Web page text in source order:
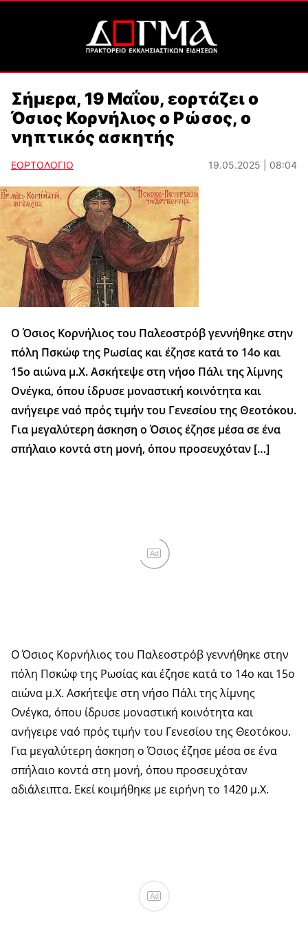
Σήμερα, 19 Μαΐου, εορτάζει ο
Όσιος Κορνήλιος ο Ρώσος, ο
νηπτικός ασκητής
ΕΟΡΤΟΛΟΓΙΟ 19.05.2025 | 08:04
Ο Όσιος Κορνήλιος του Παλεοστρόβ γεννήθηκε στην
πόλη Πσκώφ της Ρωσίας και έζησε κατά το 14ο και
15ο αιώνα μ.Χ. Ασκήτεψε στη νήσο Πάλι της λίμνης
Ονέγκα, όπου ίδρυσε μοναστική κοινότητα και
ανήγειρε ναό πρός τιμήν του Γενεσίου της Θεοτόκου.
Για μεγαλύτερη άσκηση ο Όσιος έζησε μέσα σε ένα
σπήλαιο κοντά στη μονή, όπου προσευχόταν […]
Ad
Ο Όσιος Κορνήλιος του Παλεοστρόβ γεννήθηκε στην
πόλη Πσκώφ της Ρωσίας και έζησε κατά το 14ο και 15ο
αιώνα μ.Χ. Ασκήτεψε στη νήσο Πάλι της λίμνης
Ονέγκα, όπου ίδρυσε μοναστική κοινότητα και
ανήγειρε ναό πρός τιμήν του Γενεσίου της Θεοτόκου.
Για μεγαλύτερη άσκηση ο Όσιος έζησε μέσα σε ένα
σπήλαιο κοντά στη μονή, όπου προσευχόταν
αδιάλειπτα. Εκεί κοιμήθηκε με ειρήνη το 1420 μ.Χ.
Ad